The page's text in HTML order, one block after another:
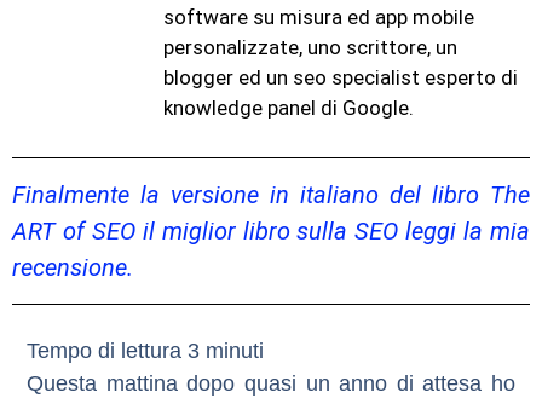
software su misura ed app mobile
personalizzate, uno scrittore, un
blogger ed un seo specialist esperto di
knowledge panel di Google.
Finalmente la versione in italiano del libro The
ART of SEO il miglior libro sulla SEO leggi la mia
recensione.
Questa mattina dopo quasi un anno di attesa ho